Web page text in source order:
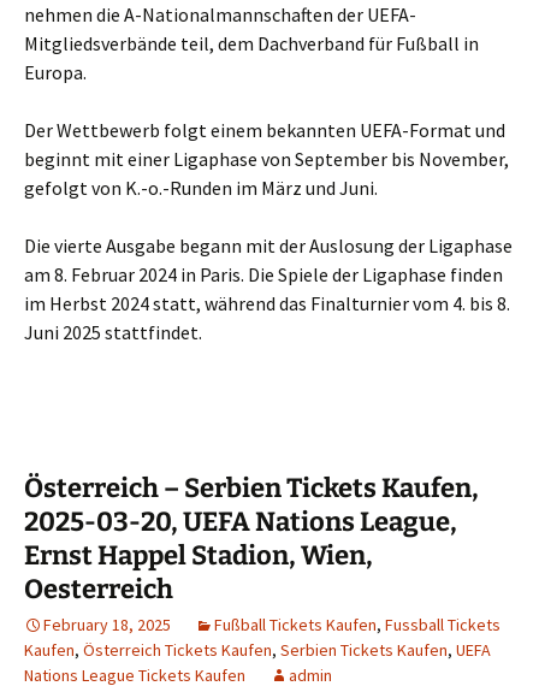
nehmen die A-Nationalmannschaften der UEFA-
Mitgliedsverbände teil, dem Dachverband für Fußball in
Europa.
Der Wettbewerb folgt einem bekannten UEFA-Format und
beginnt mit einer Ligaphase von September bis November,
gefolgt von K.-o.-Runden im März und Juni.
Die vierte Ausgabe begann mit der Auslosung der Ligaphase
am 8. Februar 2024 in Paris. Die Spiele der Ligaphase finden
im Herbst 2024 statt, während das Finalturnier vom 4. bis 8.
Juni 2025 stattfindet.
Österreich – Serbien Tickets Kaufen,
2025-03-20, UEFA Nations League,
Ernst Happel Stadion, Wien,
Oesterreich
February 18, 2025 Fußball Tickets Kaufen, Fussball Tickets
Kaufen, Österreich Tickets Kaufen, Serbien Tickets Kaufen, UEFA
Nations League Tickets Kaufen
admin